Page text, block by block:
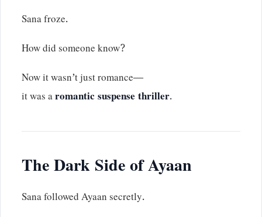
Sana froze.
How did someone know?
Now it wasn’t just romance—
it was aromantic suspense thriller.
The Dark Side of Ayaan
Sana followed Ayaan secretly.